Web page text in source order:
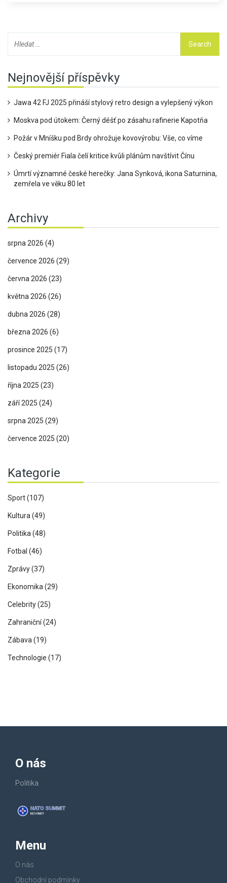
Nejnovější příspěvky
Jawa 42 FJ 2025 přináší stylový retro design a vylepšený výkon
Moskva pod útokem: Černý déšť po zásahu rafinerie Kapotňa
Požár v Mníšku pod Brdy ohrožuje kovovýrobu: Vše, co víme
Český premiér Fiala čelí kritice kvůli plánům navštívit Čínu
Úmrtí významné české herečky: Jana Synková, ikona Saturnina,
zemřela ve věku 80 let
Archivy
srpna 2026 (4)
července 2026 (29)
června 2026 (23)
května 2026 (26)
dubna 2026 (28)
března 2026 (6)
prosince 2025 (17)
listopadu 2025 (26)
října 2025 (23)
září 2025 (24)
srpna 2025 (29)
července 2025 (20)
Kategorie
Sport(107)
Kultura(49)
Politika(48)
Fotbal (46)
Zprávy(37)
Ekonomika(29)
Celebrity(25)
Zahraniční(24)
Zábava(19)
Technologie (17)
O nás
Politika
Menu
O nás
Obchodní podmínky